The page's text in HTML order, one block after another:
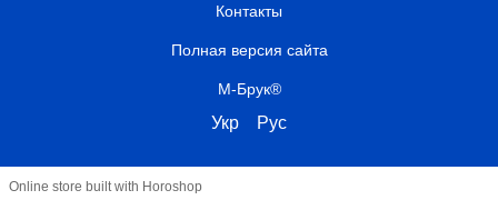
Контакты
Полная версия сайта
М-Брук®
Укр Рус
Online store built with Horoshop